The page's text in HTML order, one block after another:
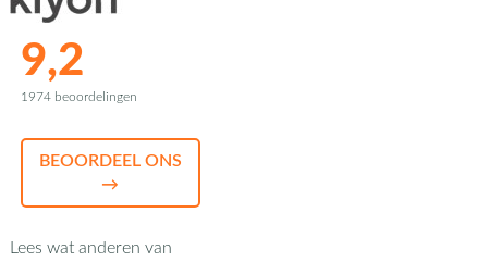
9,2
1974 beoordelingen
BEOORDEEL ONS
→
Lees wat anderen van